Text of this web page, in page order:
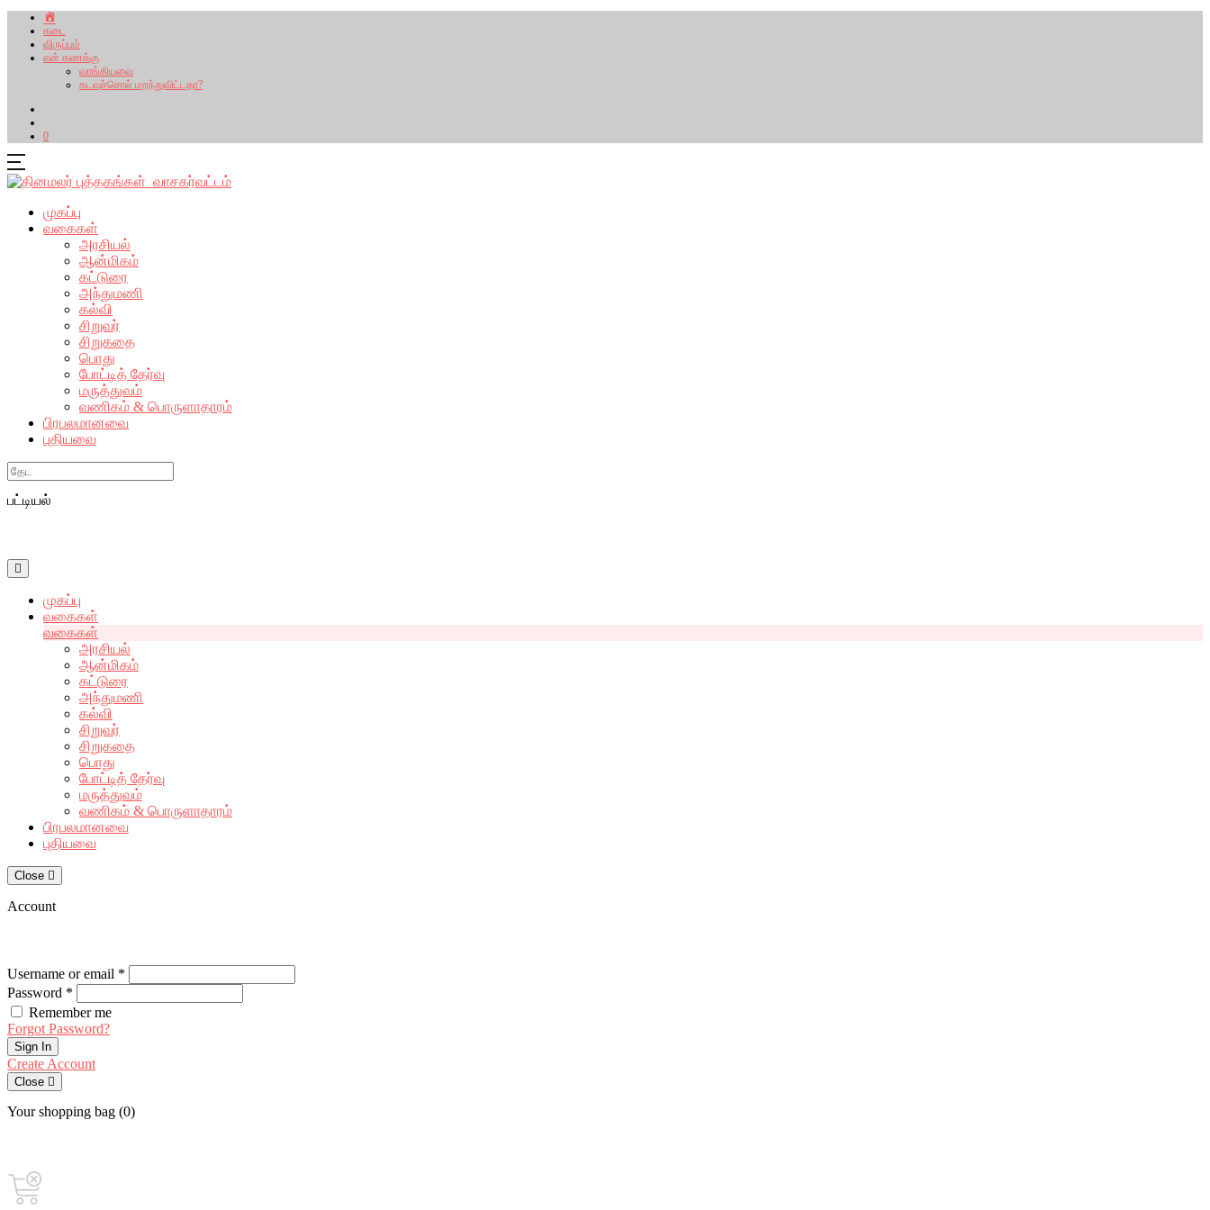
கடை
விருப்பம்
என் கணக்கு
வாங்கியவை
கடவுச்சொல் மறந்துவிட்டதா?
0
முகப்பு
வகைகள்
அரசியல்
ஆன்மிகம்
கட்டுரை
அந்துமணி
கல்வி
சிறுவர்
சிறுகதை
பொது
போட்டித் தேர்வு
மருத்துவம்
வணிகம் & பொருளாதாரம்
பிரபலமானவை
புதியவை
Search
பட்டியல்
முகப்பு
வகைகள்
வகைகள்
அரசியல்
ஆன்மிகம்
கட்டுரை
அந்துமணி
கல்வி
சிறுவர்
சிறுகதை
பொது
போட்டித் தேர்வு
மருத்துவம்
வணிகம் & பொருளாதாரம்
பிரபலமானவை
புதியவை
Close
Account
Username or email *
Password *
Remember me
Forgot Password?
Sign In
Create Account
Close
Your shopping bag (0)